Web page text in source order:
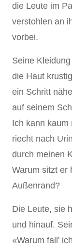
die Leute im
verstohlen an
vorbei.
Seine
die Haut
ein Schritt
auf seinem
Ich kann kaum
riecht nach
durch meinen
Warum sitzt er
Außenrand?
Die Leute, sie
und hinauf.
«Warum fall'